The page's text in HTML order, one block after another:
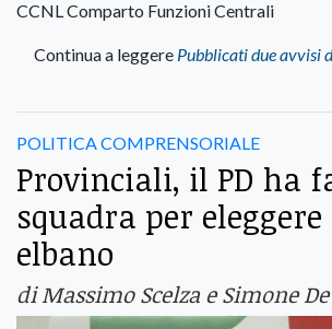
CCNL Comparto Funzioni Centrali
Continua a leggere Pubblicati due avvisi
POLITICA COMPRENSORIALE
Provinciali, il PD ha
squadra per
elbano
di Massimo Scelza e Simone De